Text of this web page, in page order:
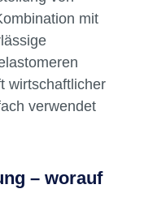
im
–
mit